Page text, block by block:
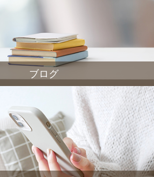
ブログ